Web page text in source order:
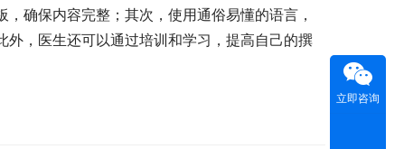
确保内容完整；其次，使用通俗易懂的语言，
，医生还可以通过培训和学习，提高自己的撰
立即咨询